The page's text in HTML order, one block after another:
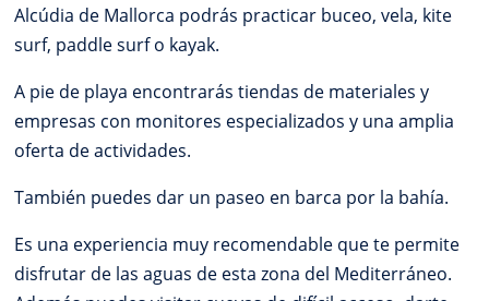
Alcúdia de Mallorca podrás practicar buceo, vela, kite
surf, paddle surf o kayak.
A pie de playa encontrarás tiendas de materiales y
empresas con monitores especializados y una amplia
oferta de actividades.
También puedes dar un paseo en barca por la bahía.
Es una experiencia muy recomendable que te permite
disfrutar de las aguas de esta zona del Mediterráneo.